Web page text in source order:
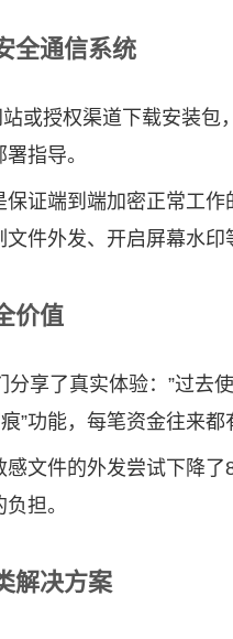
全通信系统
或授权渠道下载安装
指导。
证端到端加密正常工
件外发、开启屏幕水印
价值
享了真实体验：”过
”功能，每笔资金往来都
文件的外发尝试下降
担。
解决方案